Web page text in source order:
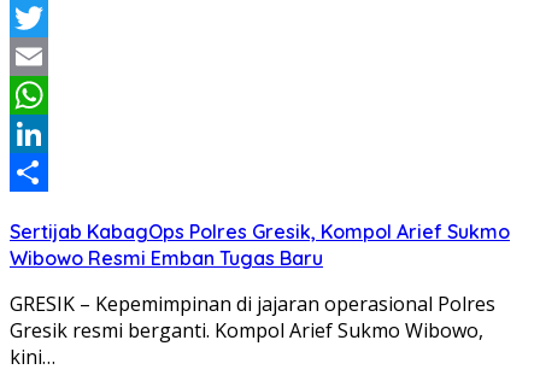
Facebook
Twitter
Email
WhatsApp
LinkedIn
Sertijab KabagOps Polres Gresik, Kompol Arief Sukmo
Wibowo Resmi Emban Tugas Baru
GRESIK – Kepemimpinan di jajaran operasional Polres
Gresik resmi berganti. Kompol Arief Sukmo Wibowo,
kini…